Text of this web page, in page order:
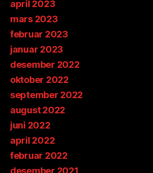
april 2023
mars 2023
februar 2023
januar 2023
desember 2022
oktober 2022
september 2022
august 2022
juni 2022
april 2022
februar 2022